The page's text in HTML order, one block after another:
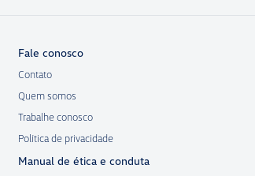
Fale conosco
Contato
Quem somos
Trabalhe conosco
Política de privacidade
Manual de ética e conduta